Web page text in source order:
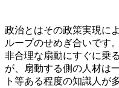
政治とはその政策実現に
ループのせめぎ合いです。
非合理な扇動にすぐに乗
が、扇動する側の人材は
ト等ある程度の知識人が